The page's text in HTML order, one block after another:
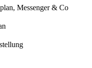
Messenger & Co